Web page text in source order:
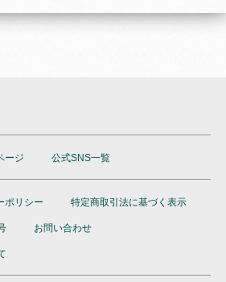
ージ 公式SNS一覧
ポリシー 特定商取引法に基づく表示
お問い合わせ